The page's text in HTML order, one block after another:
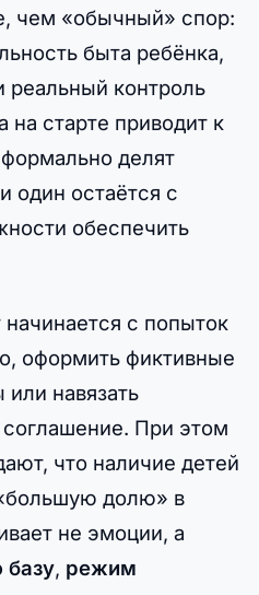
чем «обычный» спор:
быта ребёнка,
реальный контроль
старте приводит к
делят
один остаётся с
обеспечить
с попыток
оформить фиктивные
навязать
При этом
что наличие детей
долю» в
не эмоции, а
базу, режим